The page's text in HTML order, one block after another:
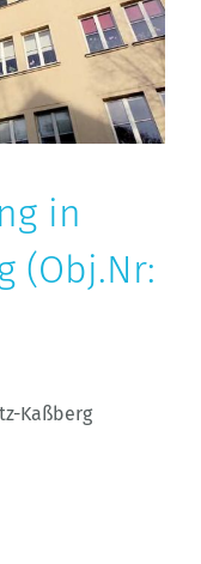
in
(Obj.Nr:
Kaßberg